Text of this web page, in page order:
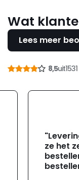
Wat
Lees meer
8,5uit
ze het